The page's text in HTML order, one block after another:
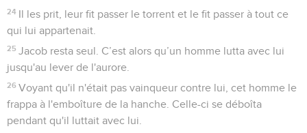
24 Il les prit, leur fit passer le torrent et le fit passer à tout ce
qui lui appartenait.
25 Jacob resta seul. C’est alors qu’un homme lutta avec lui
jusqu'au lever de l'aurore.
26 Voyant qu'il n'était pas vainqueur contre lui, cet homme le
frappa à l'emboîture de la hanche. Celle-ci se déboîta
pendant qu'il luttait avec lui.